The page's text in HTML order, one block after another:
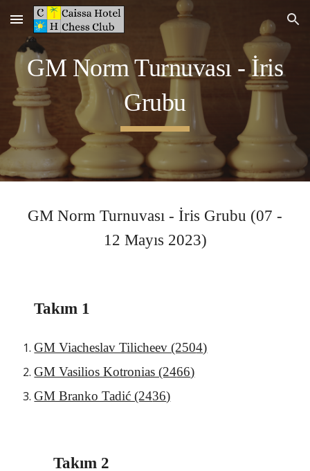
Skip to main content Skip to navigation
GM Norm Turnuvası -İris
Grubu
GM Norm Turnuvası - İris Grubu (07 -
12 Mayıs 2023)
Takım 1
GM Viacheslav Tilicheev (2504)
GM Vasilios Kotronias (2466)
GM Branko Tadić (2436)
Takım 2